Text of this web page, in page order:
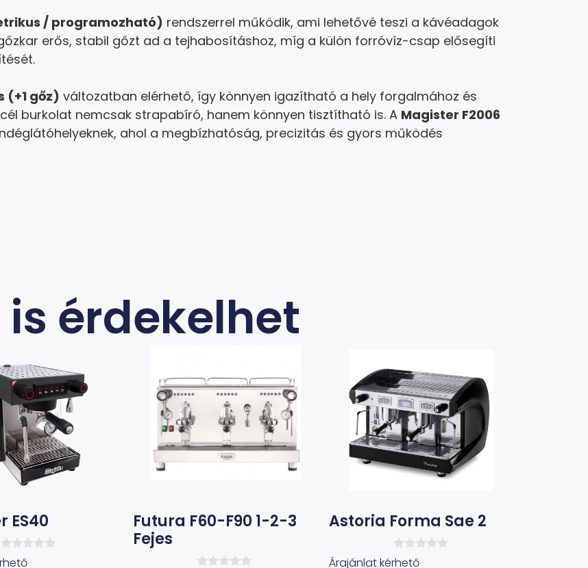
/ programozható) rendszerrel működik, ami lehetővé teszi a kávéadagok
erős, stabil gőzt ad a tejhabosításhoz, míg a külön forróvíz-csap elősegíti
(+1 gőz) változatban elérhető, így könnyen igazítható a hely forgalmához és
burkolat nemcsak strapabíró, hanem könnyen tisztítható is. A Magister F2006
ahol a megbízhatóság, precizitás és gyors működés
is érdekelhet
ES40
0
Futura F60-F90 1-2-3
Fejes
Astoria Forma Sae 2
0
Árajánlat kérhető